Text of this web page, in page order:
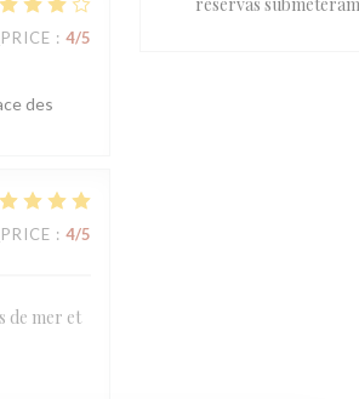
: 4/5
des
: 4/5
de mer et